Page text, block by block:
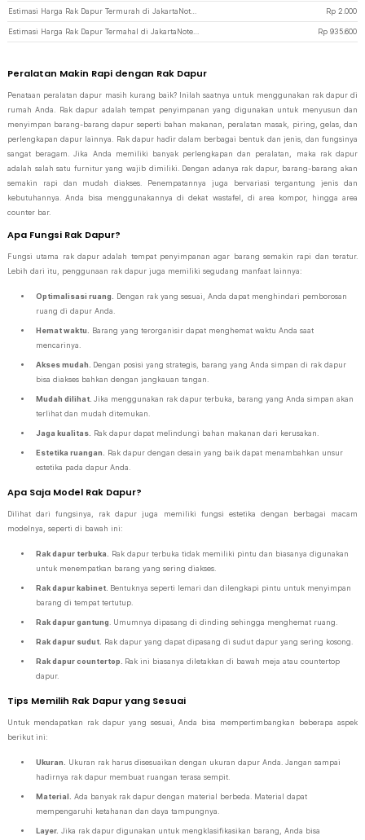
Rp 2.000
Rp 935.600
Peralatan Makin Rapi dengan Rak Dapur
Penataan peralatan dapur masih kurang baik? Inilah saatnya untuk menggunakan rak dapur di
rumah Anda. Rak dapur adalah tempat penyimpanan yang digunakan untuk menyusun dan
menyimpan barang-barang dapur seperti bahan makanan, peralatan masak, piring, gelas, dan
perlengkapan dapur lainnya. Rak dapur hadir dalam berbagai bentuk dan jenis, dan fungsinya
sangat beragam. Jika Anda memiliki banyak perlengkapan dan peralatan, maka rak dapur
adalah salah satu furnitur yang wajib dimiliki. Dengan adanya rak dapur, barang-barang akan
semakin rapi dan mudah diakses. Penempatannya juga bervariasi tergantung jenis dan
kebutuhannya. Anda bisa menggunakannya di dekat wastafel, di area kompor, hingga area
counter bar.
Apa Fungsi Rak Dapur?
Fungsi utama rak dapur adalah tempat penyimpanan agar barang semakin rapi dan teratur.
Lebih dari itu, penggunaan rak dapur juga memiliki segudang manfaat lainnya:
Optimalisasi ruang.
Dengan rak yang sesuai, Anda dapat menghindari pemborosan
ruang di dapur Anda.
Hemat waktu.
Barang yang terorganisir dapat menghemat waktu Anda saat
mencarinya.
Akses mudah. Dengan posisi yang strategis, barang yang Anda simpan di rak dapur
bisa diakses bahkan dengan jangkauan tangan.
Mudah dilihat. Jika menggunakan rak dapur terbuka, barang yang Anda simpan akan
terlihat dan mudah ditemukan.
Jaga kualitas. Rak dapur dapat melindungi bahan makanan dari kerusakan.
Estetika ruangan.
Rak dapur dengan desain yang baik dapat menambahkan unsur
estetika pada dapur Anda.
Apa Saja Model Rak Dapur?
Dilihat dari fungsinya, rak dapur juga memiliki fungsi estetika dengan berbagai macam
modelnya, seperti di bawah ini:
Rak dapur terbuka.
Rak dapur terbuka tidak memiliki pintu dan biasanya digunakan
untuk menempatkan barang yang sering diakses.
Rak dapur kabinet. Bentuknya seperti lemari dan dilengkapi pintu untuk menyimpan
barang di tempat tertutup.
Rak dapur gantung . Umumnya dipasang di dinding sehingga menghemat ruang.
Rak dapur sudut. Rak dapur yang dapat dipasang di sudut dapur yang sering kosong.
Rak dapur countertop. Rak ini biasanya diletakkan di bawah meja atau countertop
dapur.
Tips Memilih Rak Dapur yang Sesuai
Untuk mendapatkan rak dapur yang sesuai, Anda bisa mempertimbangkan beberapa aspek
berikut ini:
Ukuran.
Ukuran rak harus disesuaikan dengan ukuran dapur Anda. Jangan sampai
hadirnya rak dapur membuat ruangan terasa sempit.
Material.
Ada banyak rak dapur dengan material berbeda. Material dapat
mempengaruhi ketahanan dan daya tampungnya.
Layer. Jika rak dapur digunakan untuk mengklasifikasikan barang, Anda bisa